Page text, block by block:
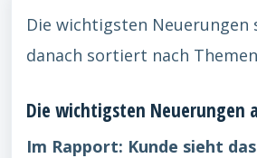
Die wichtigsten Neuerungen
danach sortiert nach
Die wichtigsten Neuerungen
Im Rapport: Kunde sieht